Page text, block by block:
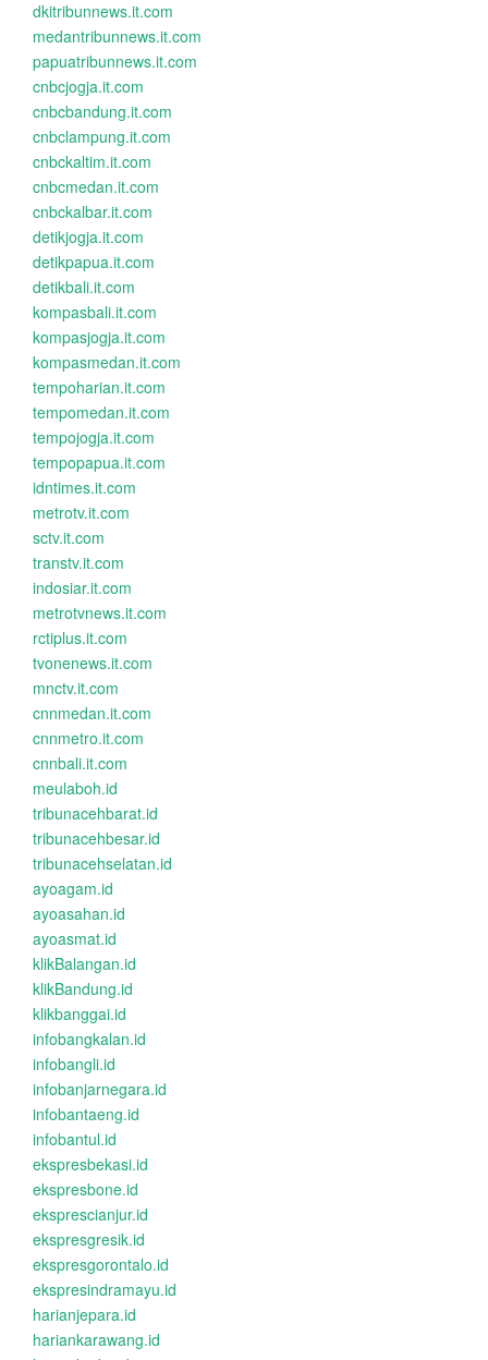
dkitribunnews.it.com
medantribunnews.it.com
papuatribunnews.it.com
cnbcjogja.it.com
cnbcbandung.it.com
cnbclampung.it.com
cnbckaltim.it.com
cnbcmedan.it.com
cnbckalbar.it.com
detikjogja.it.com
detikpapua.it.com
detikbali.it.com
kompasbali.it.com
kompasjogja.it.com
kompasmedan.it.com
tempoharian.it.com
tempomedan.it.com
tempojogja.it.com
tempopapua.it.com
idntimes.it.com
metrotv.it.com
sctv.it.com
transtv.it.com
indosiar.it.com
metrotvnews.it.com
rctiplus.it.com
tvonenews.it.com
mnctv.it.com
cnnmedan.it.com
cnnmetro.it.com
cnnbali.it.com
meulaboh.id
tribunacehbarat.id
tribunacehbesar.id
tribunacehselatan.id
ayoagam.id
ayoasahan.id
ayoasmat.id
klikBalangan.id
klikBandung.id
klikbanggai.id
infobangkalan.id
infobangli.id
infobanjarnegara.id
infobantaeng.id
infobantul.id
ekspresbekasi.id
ekspresbone.id
eksprescianjur.id
ekspresgresik.id
ekspresgorontalo.id
ekspresindramayu.id
harianjepara.id
hariankarawang.id